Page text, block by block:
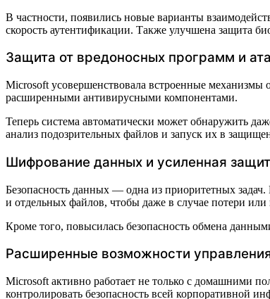
В частности, появились новые варианты
скорость аутентификации. Также улучшена защита
Защита от вредоносных программ и
Microsoft усовершенствовала встроенные
расширенными антивирусными компонентами.
Теперь система автоматически может обнаружить
анализ подозрительных файлов и запуск их в
Шифрование данных и усиленная
Безопасность данных — одна из приоритетных
и отдельных файлов, чтобы даже в случае потери
Кроме того, повысилась безопасность обмена
Расширенные возможности
Microsoft активно работает не только с домашними
контролировать безопасность всей корпоративной